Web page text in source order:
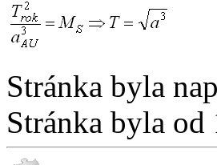
Stránka byla
Stránka byla od